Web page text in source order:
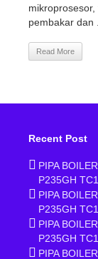
pembakar dan
Read More
Recent Post
PIPA
P235GH TC1
PIPA
P235GH TC1
PIPA
P235GH
PIPA